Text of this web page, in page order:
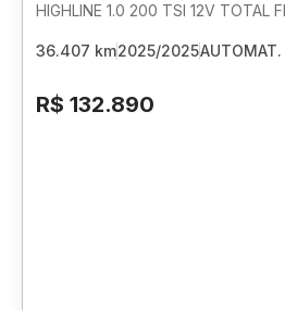
HIGHLINE 1.0 200 TSI 12V TOTAL
36.407 km2025/2025AUTOMAT.
R$ 132.890